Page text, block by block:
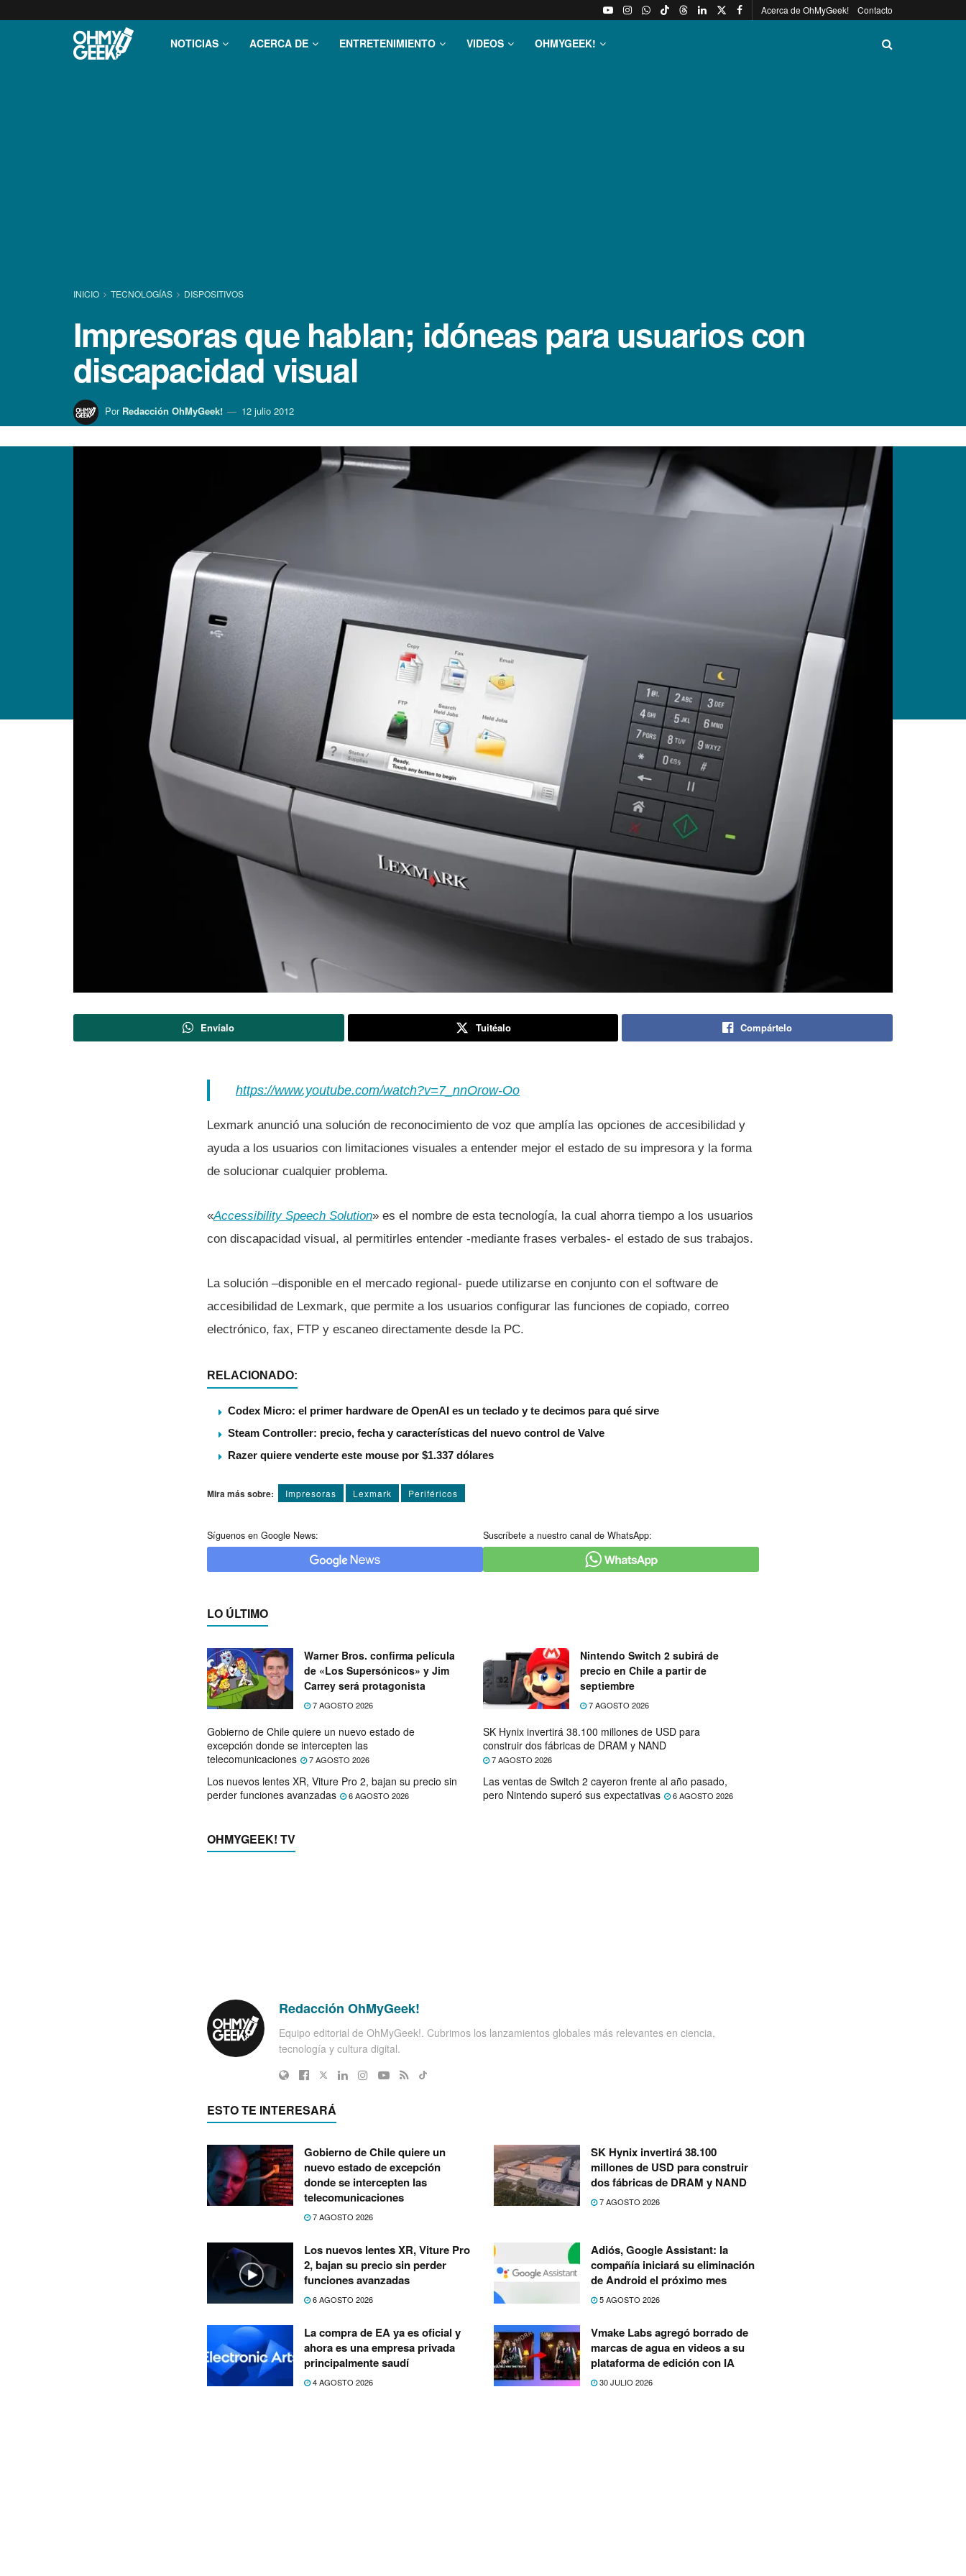
Acerca de OhMyGeek! Contacto
NOTICIAS ACERCA DE ENTRETENIMIENTO VIDEOS OHMYGEEK!
INICIO TECNOLOGÍ­AS DISPOSITIVOS
Impresoras que hablan; idóneas para usuarios con
discapacidad visual
Por Redacción OhMyGeek! 12 julio 2012
Envíalo Tuitéalo Compártelo
https://www.youtube.com/watch?v=7_nnOrow-Oo
Lexmark anunció una solución de reconocimiento de voz que amplí­a las opciones de accesibilidad y
ayuda a los usuarios con limitaciones visuales a entender mejor el estado de su impresora y la forma
de solucionar cualquier problema.
«Accessibility Speech Solution» es el nombre de esta tecnologí­a, la cual ahorra tiempo a los usuarios
con discapacidad visual, al permitirles entender -mediante frases verbales- el estado de sus trabajos.
La solución –disponible en el mercado regional- puede utilizarse en conjunto con el software de
accesibilidad de Lexmark, que permite a los usuarios configurar las funciones de copiado, correo
electrónico, fax, FTP y escaneo directamente desde la PC.
RELACIONADO:
Codex Micro: el primer hardware de OpenAI es un teclado y te decimos para qué sirve
Steam Controller: precio, fecha y características del nuevo control de Valve
Razer quiere venderte este mouse por $1.337 dólares
Mira más sobre: Impresoras Lexmark Periféricos
Síguenos en Google News: Suscríbete a nuestro canal de WhatsApp:
LO ÚLTIMO
Warner Bros. confirma película
de «Los Supersónicos» y Jim
Carrey será protagonista
7 AGOSTO 2026
Nintendo Switch 2 subirá de
precio en Chile a partir de
septiembre
7 AGOSTO 2026
Gobierno de Chile quiere un nuevo estado de
excepción donde se intercepten las
telecomunicaciones
7 AGOSTO 2026
SK Hynix invertirá 38.100 millones de USD para
construir dos fábricas de DRAM y NAND
7 AGOSTO 2026
Los nuevos lentes XR, Viture Pro 2, bajan su precio sin
perder funciones avanzadas
6 AGOSTO 2026
Las ventas de Switch 2 cayeron frente al año pasado,
pero Nintendo superó sus expectativas
6 AGOSTO 2026
OHMYGEEK! TV
Redacción OhMyGeek!
Equipo editorial de OhMyGeek!. Cubrimos los lanzamientos globales más relevantes en ciencia,
tecnología y cultura digital.
ESTO TE INTERESARÁ
Gobierno de Chile quiere un
nuevo estado de excepción
donde se intercepten las
telecomunicaciones
7 AGOSTO 2026
SK Hynix invertirá 38.100
millones de USD para construir
dos fábricas de DRAM y NAND
7 AGOSTO 2026
Los nuevos lentes XR, Viture Pro
2, bajan su precio sin perder
funciones avanzadas
6 AGOSTO 2026
Adiós, Google Assistant: la
compañía iniciará su eliminación
de Android el próximo mes
5 AGOSTO 2026
La compra de EA ya es oficial y
ahora es una empresa privada
principalmente saudí
4 AGOSTO 2026
Vmake Labs agregó borrado de
marcas de agua en videos a su
plataforma de edición con IA
30 JULIO 2026